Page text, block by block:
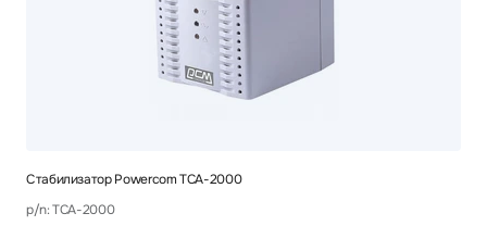
Стабилизатор Powercom TCA-2000
p/n: TCA-2000